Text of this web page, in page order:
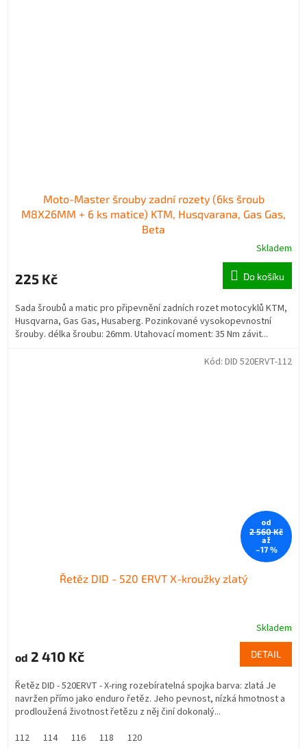
Moto-Master šrouby zadní rozety (6ks šroub
M8X26MM + 6 ks matice) KTM, Husqvarana, Gas Gas,
Beta
Skladem
225 Kč Do košíku
Sada šroubů a matic pro připevnění zadních rozet motocyklů KTM,
Husqvarna, Gas Gas, Husaberg. Pozinkované vysokopevnostní
šrouby. délka šroubu: 26mm. Utahovací moment: 35 Nm závit...
od
2 560 Kč
až
–17 %
Řetěz DID - 520 ERVT X-kroužky zlatý
Skladem
od 2 410 Kč DETAIL
Řetěz DID - 520ERVT - X-ring rozebíratelná spojka barva: zlatá Je
navržen přímo jako enduro řetěz. Jeho pevnost, nízká hmotnost a
prodloužená životnost řetězu z něj činí dokonalý...
112
114 116 118 120
Kód: DID 520ERVT-112